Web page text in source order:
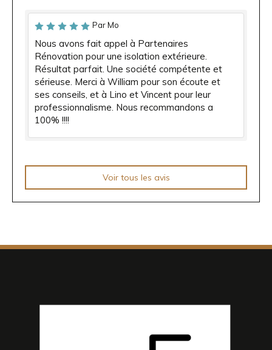
Par Mo
Nous avons fait appel à Partenaires
Rénovation pour une isolation extérieure.
Résultat parfait. Une société compétente et
sérieuse. Merci à William pour son écoute et
ses conseils, et à Lino et Vincent pour leur
professionnalisme. Nous recommandons a
100% !!!!
Voir tous les avis